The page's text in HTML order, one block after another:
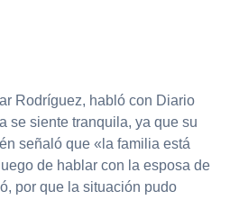
Rodríguez, habló con Diario
se siente tranquila, ya que su
señaló que «la familia está
de hablar con la esposa de
por que la situación pudo